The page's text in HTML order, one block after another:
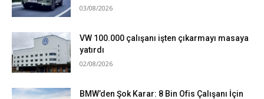
03/08/2026
VW 100.000 çalışanı işten çıkarmayı masaya
yatırdı
02/08/2026
BMW’den Şok Karar: 8 Bin Ofis Çalışanı İçin